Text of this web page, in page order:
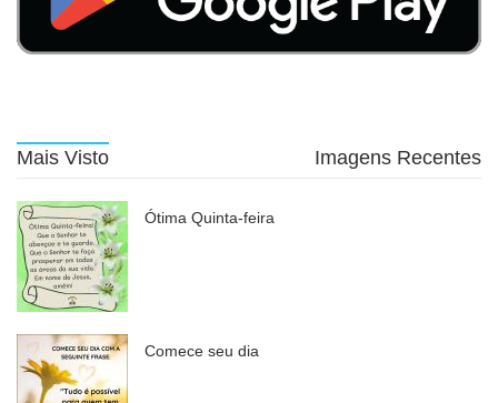
Mais Visto Imagens Recentes
Ótima Quinta-feira
Comece seu dia